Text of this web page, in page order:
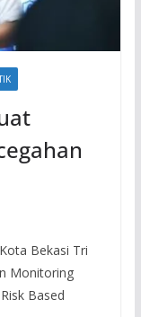
Bekasi Tri
Monitoring
Based